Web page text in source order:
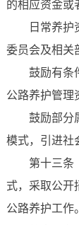
的相应资金或
日常养
委员会及相关
鼓励有条
公路养护管理
鼓励部分
模式，引进社
第十三条
式，采取公开
公路养护工作。